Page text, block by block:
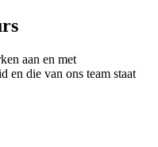
aan en met
en die van ons team staat